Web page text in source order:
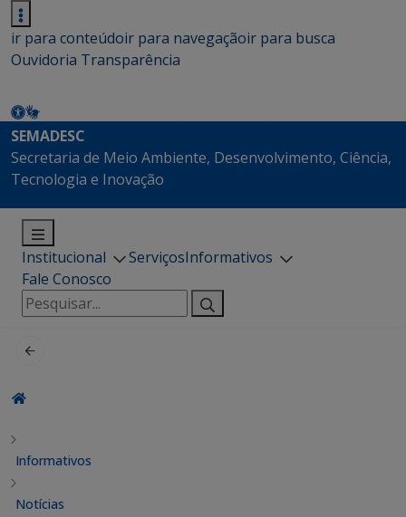
ir para conteúdoir para navegaçãoir para busca
Ouvidoria Transparência
SEMADESC
Secretaria de Meio Ambiente, Desenvolvimento, Ciência,
Tecnologia e Inovação
Institucional ServiçosInformativos
Fale Conosco
Pesquisar
por:
Informativos
Notícias